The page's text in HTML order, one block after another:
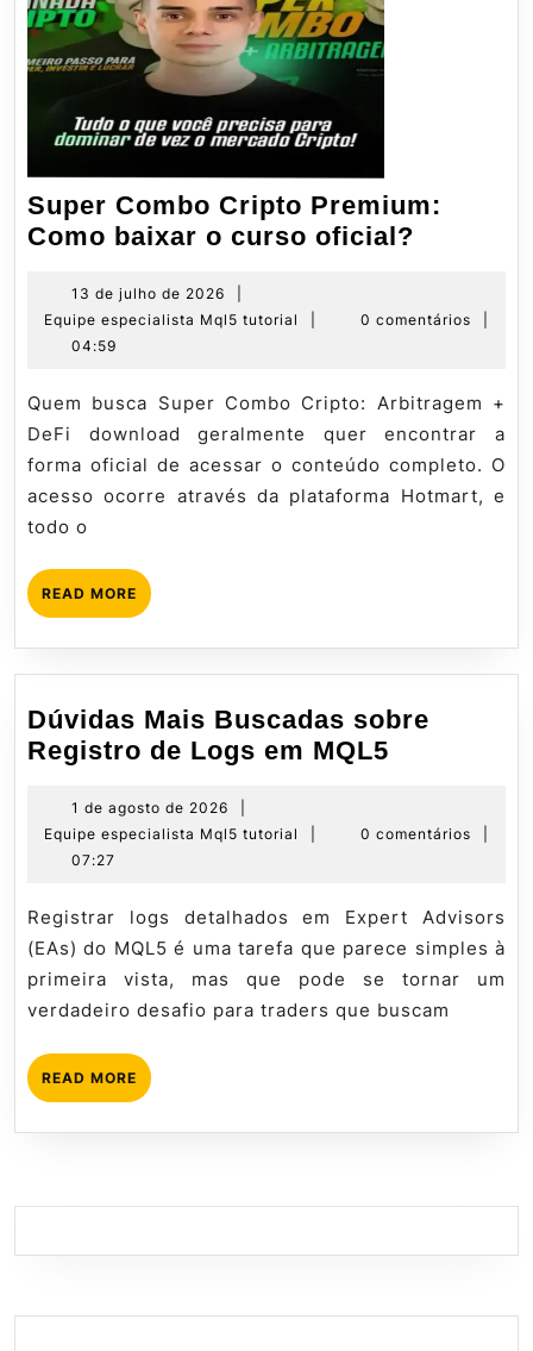
Super Combo Cripto Premium:
Como baixar o curso oficial?
baixar
curso
oficial?
13 de julho de 2026
13
de
2026
Equipe especialista Mql5 tutorial
Equipe
tutorial
0 comentários
04:59
Quem busca Super Combo Cripto: Arbitragem +
DeFi download geralmente quer encontrar a
forma oficial de acessar o conteúdo completo. O
acesso ocorre através da plataforma Hotmart, e
todo o
READ MORE READ
MORE
Dúvidas Mais Buscadas sobre
Registro de Logs em MQL5
sobre
de
Logs
em
1 de agosto de 2026
de
2026
Equipe especialista Mql5 tutorial
tutorial
0 comentários
07:27
Registrar logs detalhados em Expert Advisors
(EAs) do MQL5 é uma tarefa que parece simples à
primeira vista, mas que pode se tornar um
verdadeiro desafio para traders que buscam
READ MORE READ
MORE